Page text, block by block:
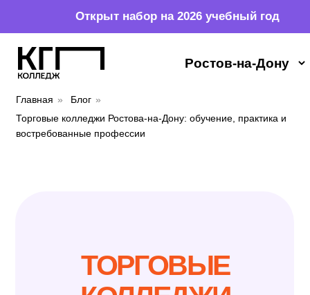
Открыт набор на 2026 учебный год
Торговые колледжи Ростова-на-Дону: обучение, практика и
востребованные профессии
ТОРГОВЫЕ